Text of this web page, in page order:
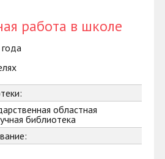
работа в школе
областная
библиотека